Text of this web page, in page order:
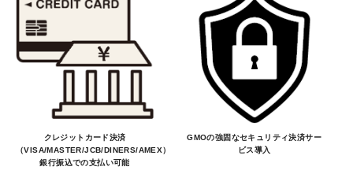
お買物を続ける カートへ進む
クレジットカード決済
（VISA/MASTER/JCB/DINERS/AMEX）、
銀行振込での支払い可能
GMOの強固なセキュリティ決済サー
ビス導入